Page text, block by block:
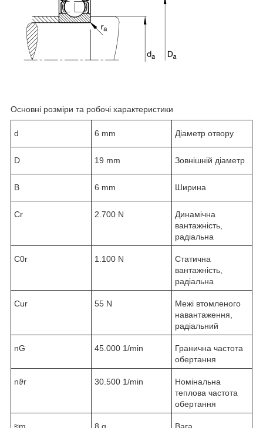
Основні розміри та робочі характеристики
d 6 mm Діаметр отвору
D 19 mm Зовнішній діаметр
B 6 mm Ширина
Cr 2.700 N
Динамічна
вантажність,
радіальна
C0r 1.100 N
Статична
вантажність,
радіальна
Cur 55 N
Межі втомленого
навантаження,
радіальний
nG 45.000 1/min
Гранична частота
обертання
nϑr 30.500 1/min
Номінальна
теплова частота
обертання